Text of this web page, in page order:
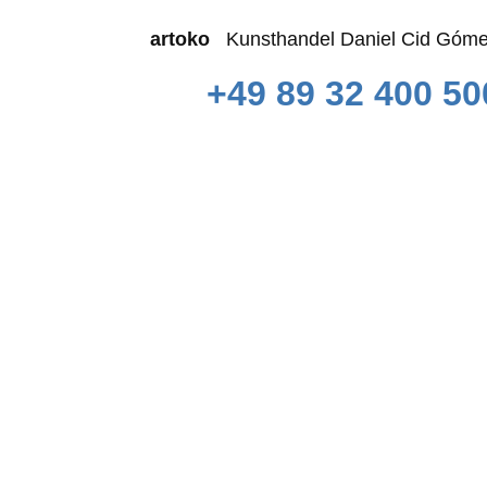
artokoKunsthandel Daniel Cid
+49 89 32